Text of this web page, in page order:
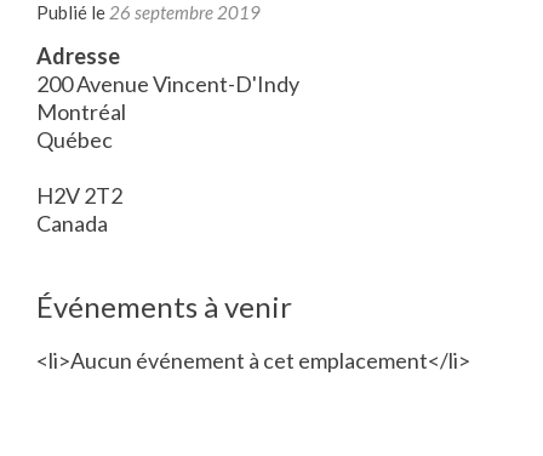
Publié le 26 septembre 2019
Adresse
200 Avenue Vincent-D'Indy
Montréal
Québec
H2V 2T2
Canada
Événements à venir
<li>Aucun événement à cet emplacement</li>